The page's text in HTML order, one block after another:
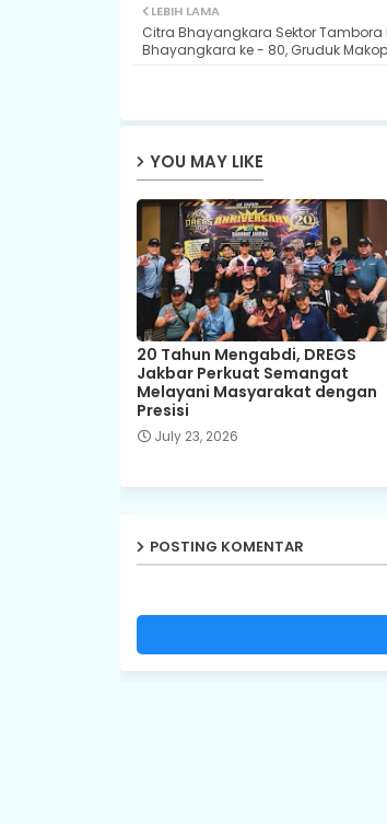
LEBIH LAMA
Citra Bhayangkara Sektor Tambora
Bhayangkara ke - 80, Gruduk
YOU MAY LIKE
20 Tahun Mengabdi, DREGS
Jakbar Perkuat Semangat
Melayani Masyarakat dengan
Presisi
July 23, 2026
POSTING KOMENTAR